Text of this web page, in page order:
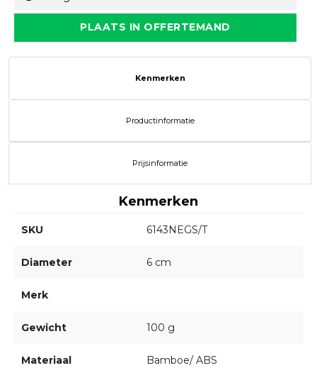
PLAATS IN OFFERTEMAND
Kenmerken
Productinformatie
Prijsinformatie
Kenmerken
SKU 6143NEGS/T
Diameter 6 cm
Merk
Gewicht 100 g
Materiaal Bamboe/ ABS